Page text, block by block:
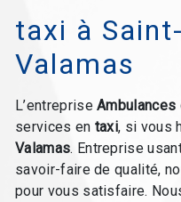
taxi à
Valamas
L’entrepriseAmbulances
services en taxi, si vous
Valamas. Entreprise
savoir-faire de qualité,
pour vous satisfaire.